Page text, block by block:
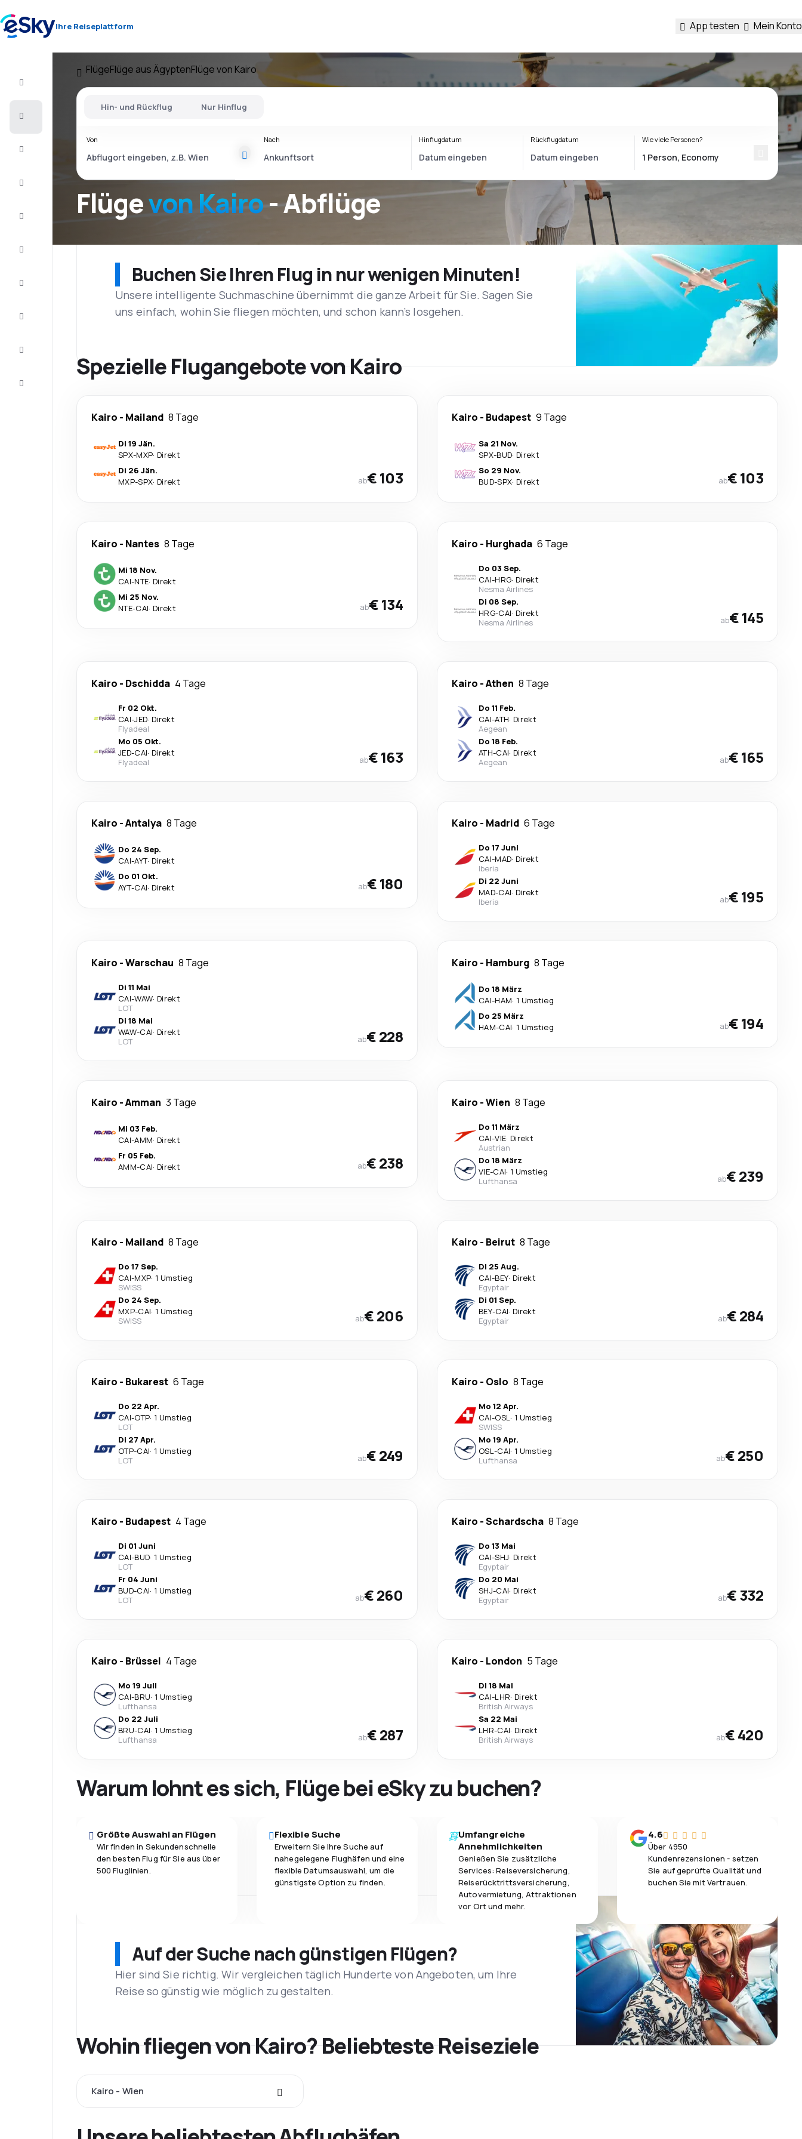
Ihre Reiseplattform App testen Mein Konto
FlügeFlüge aus ÄgyptenFlüge von Kairo
Flügevon Kairo- Abflüge
Hin- und Rückflug Nur Hinflug
Von Nach Hinflugdatum Rückflugdatum Wie viele Personen?
Buchen Sie Ihren Flug in nur wenigen Minuten!
Unsere intelligente Suchmaschine übernimmt die ganze Arbeit für Sie. Sagen Sie
uns einfach, wohin Sie fliegen möchten, und schon kann’s losgehen.
Spezielle Flugangebote von Kairo
Kairo - Mailand 8 Tage
Di 19 Jän.
SPX-MXP· Direkt
Di 26 Jän.
MXP-SPX· Direkt ab€ 103
Kairo - Budapest 9 Tage
Sa 21 Nov.
SPX-BUD· Direkt
So 29 Nov.
BUD-SPX· Direkt ab€ 103
Kairo - Nantes 8 Tage
Mi 18 Nov.
CAI-NTE· Direkt
Mi 25 Nov.
NTE-CAI· Direkt ab€ 134
Kairo - Hurghada 6 Tage
Do 03 Sep.
CAI-HRG· Direkt
Nesma Airlines
Di 08 Sep.
HRG-CAI· Direkt
Nesma Airlines
ab€ 145
Kairo - Dschidda 4 Tage
Fr 02 Okt.
CAI-JED· Direkt
Flyadeal
Mo 05 Okt.
JED-CAI· Direkt
Flyadeal
ab€ 163
Kairo -Athen 8 Tage
Do 11 Feb.
CAI-ATH· Direkt
Aegean
Do 18 Feb.
ATH-CAI· Direkt
Aegean
ab€ 165
Kairo -Antalya 8 Tage
Do 24 Sep.
CAI-AYT· Direkt
Do 01 Okt.
AYT-CAI· Direkt ab€ 180
Kairo - Madrid 6 Tage
Do 17 Juni
CAI-MAD· Direkt
Iberia
Di 22 Juni
MAD-CAI· Direkt
Iberia
ab€ 195
Kairo -Warschau 8 Tage
Di 11 Mai
CAI-WAW· Direkt
LOT
Di 18 Mai
WAW-CAI· Direkt
LOT
ab€ 228
Kairo - Hamburg 8 Tage
Do 18 März
CAI-HAM· 1 Umstieg
Do 25 März
HAM-CAI· 1 Umstieg ab€ 194
Kairo -Amman 3 Tage
Mi 03 Feb.
CAI-AMM· Direkt
Fr 05 Feb.
AMM-CAI· Direkt ab€ 238
Kairo -Wien 8 Tage
Do 11 März
CAI-VIE· Direkt
Austrian
Do 18 März
VIE-CAI· 1 Umstieg
Lufthansa
ab€ 239
Kairo - Mailand 8 Tage
Do 17 Sep.
CAI-MXP· 1 Umstieg
SWISS
Do 24 Sep.
MXP-CAI· 1 Umstieg
SWISS
ab€ 206
Kairo - Beirut 8 Tage
Di 25 Aug.
CAI-BEY· Direkt
Egyptair
Di 01 Sep.
BEY-CAI· Direkt
Egyptair
ab€ 284
Kairo - Bukarest 6 Tage
Do 22 Apr.
CAI-OTP· 1 Umstieg
LOT
Di 27 Apr.
OTP-CAI· 1 Umstieg
LOT
ab€ 249
Kairo - Oslo 8 Tage
Mo 12 Apr.
CAI-OSL· 1 Umstieg
SWISS
Mo 19 Apr.
OSL-CAI· 1 Umstieg
Lufthansa
ab€ 250
Kairo - Budapest 4 Tage
Di 01 Juni
CAI-BUD· 1 Umstieg
LOT
Fr 04 Juni
BUD-CAI· 1 Umstieg
LOT
ab€ 260
Kairo -Schardscha 8 Tage
Do 13 Mai
CAI-SHJ· Direkt
Egyptair
Do 20 Mai
SHJ-CAI· Direkt
Egyptair
ab€ 332
Kairo - Brüssel 4 Tage
Mo 19 Juli
CAI-BRU· 1 Umstieg
Lufthansa
Do 22 Juli
BRU-CAI· 1 Umstieg
Lufthansa
ab€ 287
Kairo - London 5 Tage
Di 18 Mai
CAI-LHR· Direkt
British Airways
Sa 22 Mai
LHR-CAI· Direkt
British Airways
ab€ 420
Warum lohnt es sich, Flüge bei eSky zu buchen?
Größte Auswahl an Flügen
Wir finden in Sekundenschnelle
den besten Flug für Sie aus über
500 Fluglinien.
Flexible Suche
Erweitern Sie Ihre Suche auf
nahegelegene Flughäfen und eine
flexible Datumsauswahl, um die
günstigste Option zu finden.
Umfangreiche
Annehmlichkeiten
Genießen Sie zusätzliche
Services: Reiseversicherung,
Reiserücktrittsversicherung,
Autovermietung, Attraktionen
vor Ort und mehr.
4.6
Über 4950
Kundenrezensionen - setzen
Sie auf geprüfte Qualität und
buchen Sie mit Vertrauen.
Auf der Suche nach günstigen Flügen?
Hier sind Sie richtig. Wir vergleichen täglich Hunderte von Angeboten, um Ihre
Reise so günstig wie möglich zu gestalten.
Wohin fliegen von Kairo? Beliebteste Reiseziele
Kairo - Wien